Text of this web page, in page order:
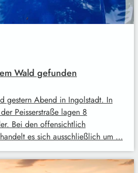
Wald gefunden
gestern Abend in Ingolstadt. In
Peisserstraße lagen 8
Bei den offensichtlich
es sich ausschließlich um …